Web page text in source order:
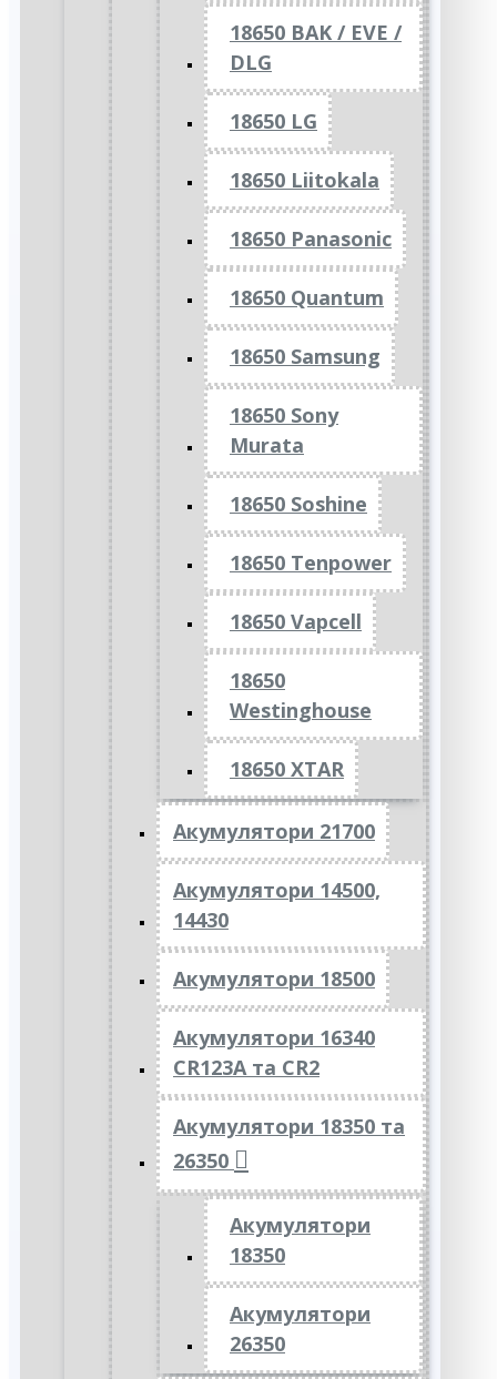
18650 BAK / EVE /
DLG
18650 LG
18650 Liitokala
18650 Panasonic
18650 Quantum
18650 Samsung
18650 Sony
Murata
18650 Soshine
18650 Tenpower
18650 Vapcell
18650
Westinghouse
18650 XTAR
Акумулятори 21700
Акумулятори 14500,
14430
Акумулятори 18500
Акумулятори 16340
CR123A та CR2
Акумулятори 18350 та
26350
Акумулятори
18350
Акумулятори
26350